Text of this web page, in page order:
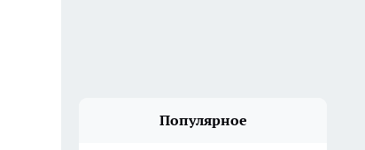
Популярное